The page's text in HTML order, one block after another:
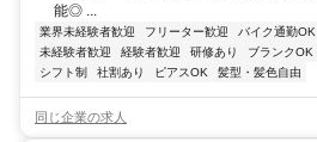
能◎ ...
業界未経験者歓迎 フリーター歓迎 バイク通勤OK
未経験者歓迎
経験者歓迎 研修あり ブランクOK
シフト制
社割あり ピアスOK 髪型・髪色自由
同じ企業の求人